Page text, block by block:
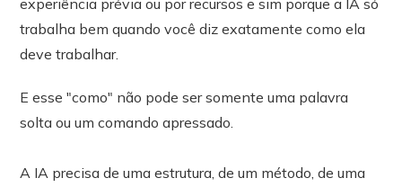
trabalha bem quando você diz exatamente como ela
deve trabalhar.
E esse "como" não pode ser somente uma palavra
solta ou um comando apressado.
A IA precisa de uma estrutura, de um método, de uma